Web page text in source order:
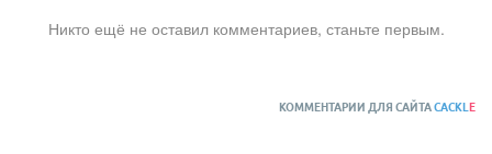
Никто ещё не оставил комментариев, станьте первым.
КОММЕНТАРИИ ДЛЯ САЙТАCACKLE